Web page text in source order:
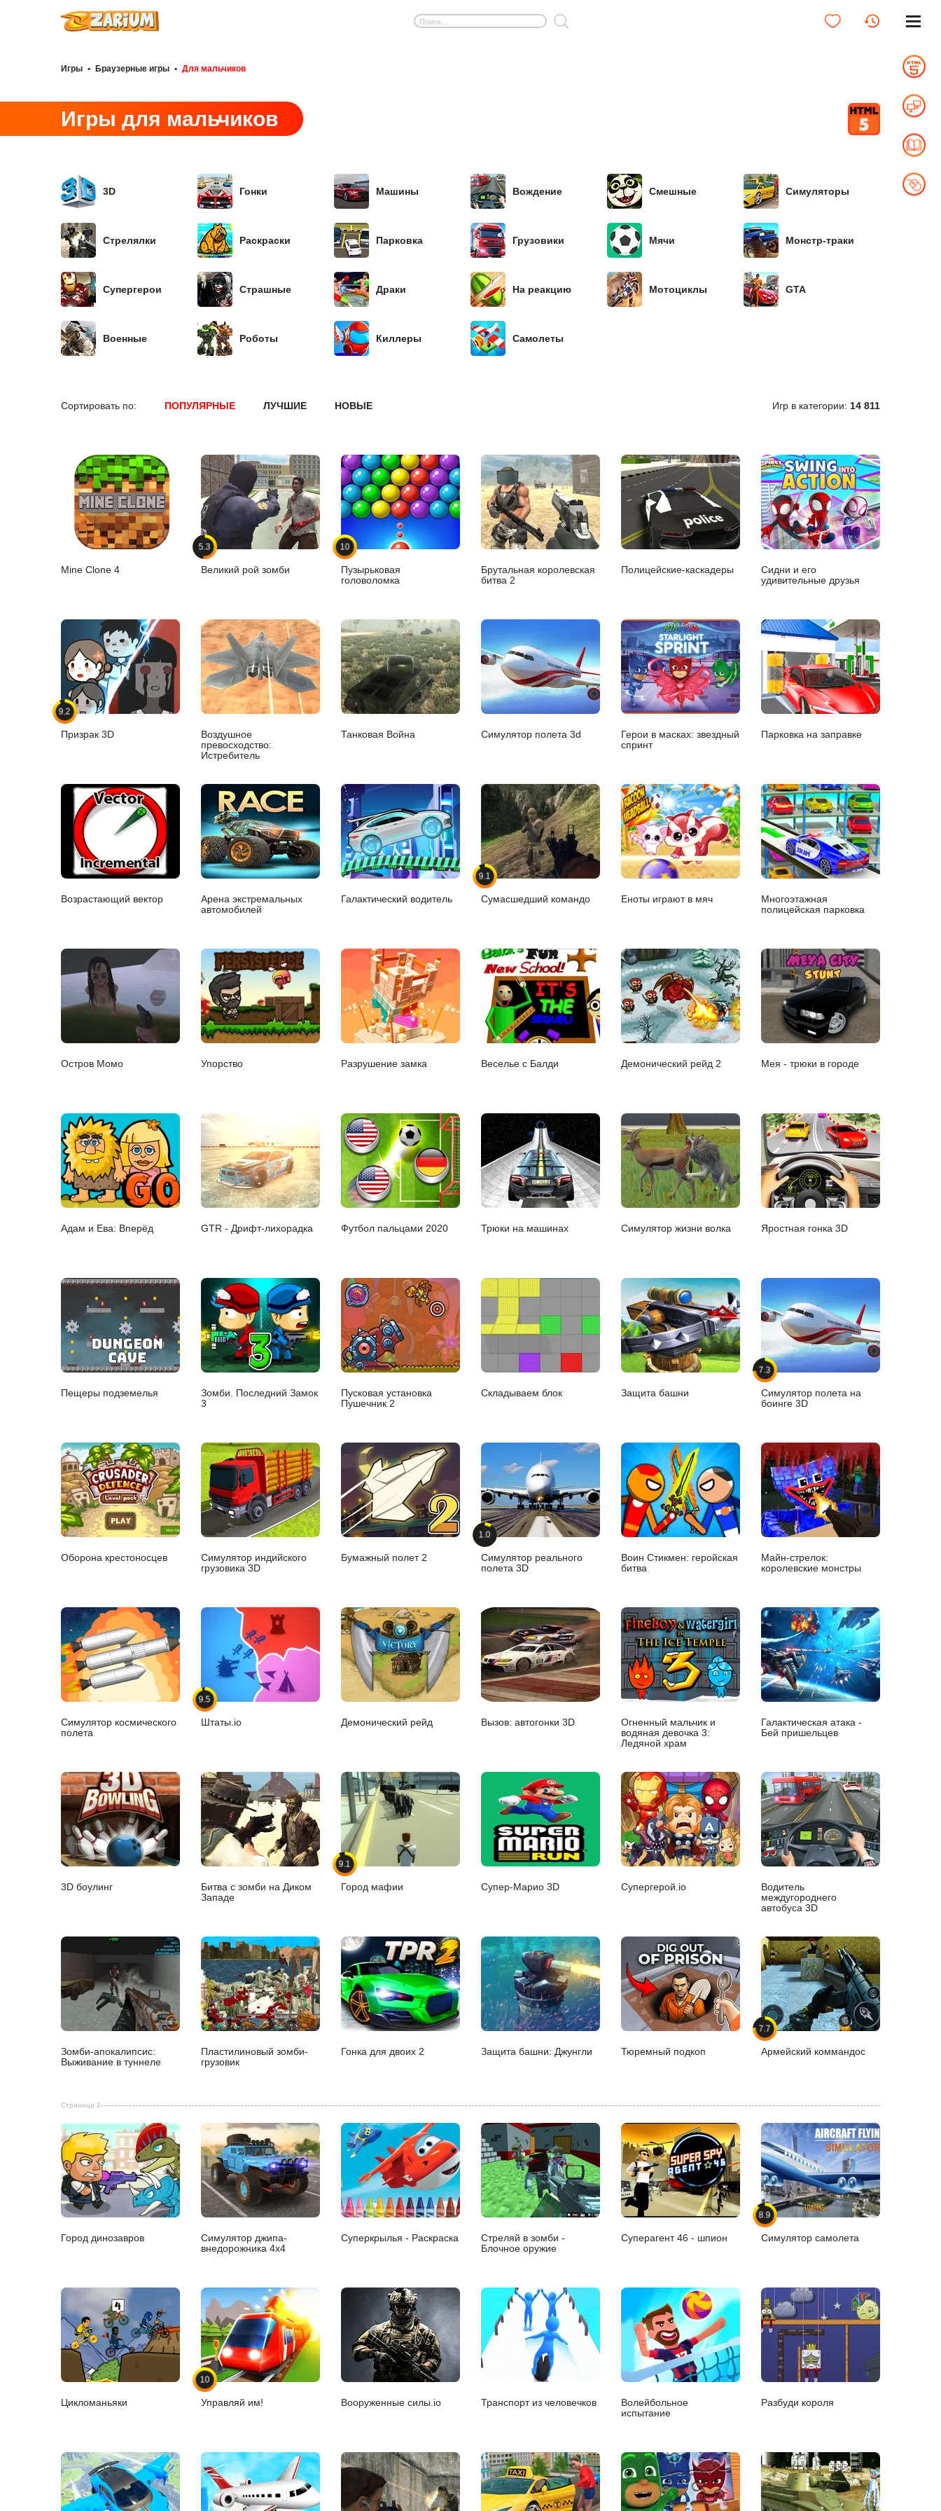
Игры • Браузерные игры • Для мальчиков
Игры для мальчиков
3D Гонки Машины Вождение Смешные Симуляторы
Стрелялки Раскраски Парковка Грузовики Мячи Монстр-траки
Супергерои Страшные Драки На реакцию Мотоциклы GTA
Военные Роботы Киллеры Самолеты
Сортировать по: ПОПУЛЯРНЫЕ ЛУЧШИЕ НОВЫЕ Игр в категории: 14 811
Mine Clone 4
5.3
Великий рой зомби
10
Пузырьковая
головоломка
Брутальная королевская
битва 2
Полицейские-каскадеры
Сидни и его
удивительные друзья
9.2
Призрак 3D
Воздушное
превосходство:
Истребитель
Танковая Война Симулятор полета 3d
Герои в масках: звездный
спринт
Парковка на заправке
Возрастающий вектор
Арена экстремальных
автомобилей
Галактический водитель
9.1
Сумасшедший командо Еноты играют в мяч
Многоэтажная
полицейская парковка
Остров Момо Упорство Разрушение замка Веселье с Балди Демонический рейд 2 Мея - трюки в городе
Адам и Ева: Вперёд GTR - Дрифт-лихорадка Футбол пальцами 2020 Трюки на машинах Симулятор жизни волка Яростная гонка 3D
Пещеры подземелья
Зомби. Последний Замок
3
Пусковая установка
Пушечник 2
Складываем блок Защита башни
7.3
Симулятор полета на
боинге 3D
Оборона крестоносцев
Симулятор индийского
грузовика 3D
Бумажный полет 2
1.0
Симулятор реального
полета 3D
Воин Стикмен: геройская
битва
Майн-стрелок:
королевские монстры
Симулятор космического
полета
9.5
Штаты.io Демонический рейд Вызов: автогонки 3D
Огненный мальчик и
водяная девочка 3:
Ледяной храм
Галактическая атака -
Бей пришельцев
3D боулинг
Битва c зомби на Диком
Западе
9.1
Город мафии Супер-Марио 3D Супергерой.io
Водитель
междугороднего
автобуса 3D
Зомби-апокалипсис:
Выживание в туннеле
Пластилиновый зомби-
грузовик
Гонка для двоих 2 Защита башни: Джунгли Тюремный подкоп
7.7
Армейский коммандос
Страница 2
Город динозавров
Симулятор джипа-
внедорожника 4x4
Суперкрылья - Раскраска
Стреляй в зомби -
Блочное оружие
Суперагент 46 - шпион
8.9
Симулятор самолета
Цикломаньяки
10
Управляй им! Вооруженные силы.io Транспорт из человечков
Волейбольное
испытание
Разбуди короля